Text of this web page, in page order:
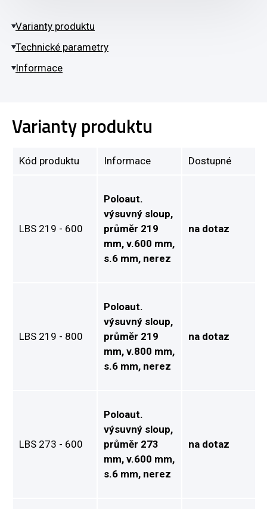
Varianty produktu
Technické parametry
Informace
Varianty produktu
Kód produktu Informace Dostupné
LBS 219 - 600
Poloaut.
výsuvný sloup,
průměr 219
mm, v.600 mm,
s.6 mm, nerez
na dotaz
LBS 219 - 800
Poloaut.
výsuvný sloup,
průměr 219
mm, v.800 mm,
s.6 mm, nerez
na dotaz
LBS 273 - 600
Poloaut.
výsuvný sloup,
průměr 273
mm, v.600 mm,
s.6 mm, nerez
na dotaz